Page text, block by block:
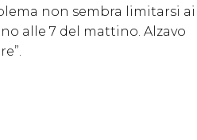
non sembra limitarsi ai
alle 7 del mattino. Alzavo